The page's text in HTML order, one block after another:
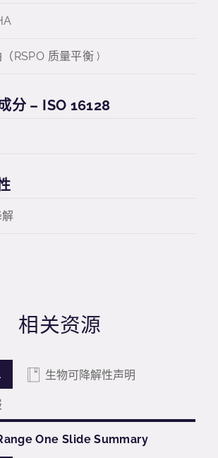
RSPO 质量平衡 )
分 – ISO 16128
相关资源
生物可降解性声明
One Slide Summary